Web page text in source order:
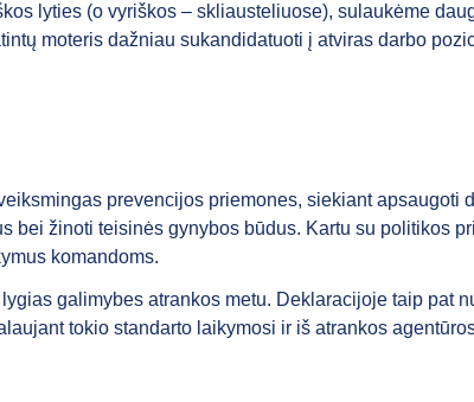
lyties (o vyriškos – skliausteliuose), sulaukėme
moteris dažniau sukandidatuoti į atviras darbo
prevencijos priemones, siekiant apsaugoti
bei žinoti teisinės gynybos būdus. Kartu su politikos
komandoms.
galimybes atrankos metu. Deklaracijoje taip pat
tokio standarto laikymosi ir iš atrankos